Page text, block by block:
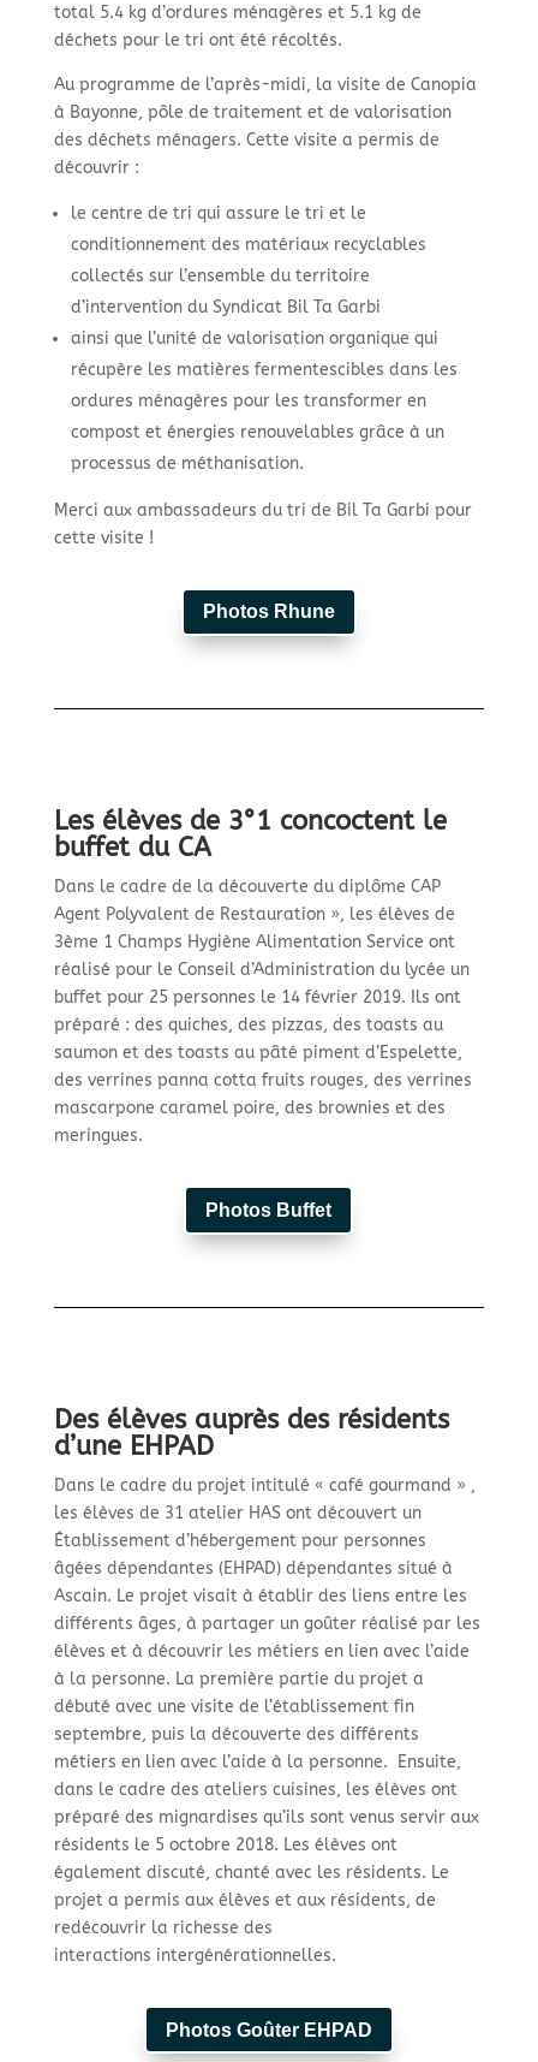
total 5.4 kg d’ordures ménagères et 5.1 kg de
déchets pour le tri ont été récoltés.
Au programme de l’après-midi, la visite de Canopia
à Bayonne, pôle de traitement et de valorisation
des déchets ménagers. Cette visite a permis de
découvrir :
le centre de tri qui assure le tri et le
conditionnement des matériaux recyclables
collectés sur l’ensemble du territoire
d’intervention du Syndicat Bil Ta Garbi
ainsi que l’unité de valorisation organique qui
récupère les matières fermentescibles dans les
ordures ménagères pour les transformer en
compost et énergies renouvelables grâce à un
processus de méthanisation.
Merci aux ambassadeurs du tri de Bil Ta Garbi pour
cette visite !
Photos Rhune
Les élèves de 3°1 concoctent le
buffet du CA
Dans le cadre de la découverte du diplôme CAP
Agent Polyvalent de Restauration », les élèves de
3ème 1 Champs Hygiène Alimentation Service ont
réalisé pour le Conseil d’Administration du lycée un
buffet pour 25 personnes le 14 février 2019. Ils ont
préparé : des quiches, des pizzas, des toasts au
saumon et des toasts au pâté piment d’Espelette,
des verrines panna cotta fruits rouges, des verrines
mascarpone caramel poire, des brownies et des
meringues.
Photos Buffet
Des élèves auprès des résidents
d’une EHPAD
Dans le cadre du projet intitulé « café gourmand » ,
les élèves de 31 atelier HAS ont découvert un
Établissement d’hébergement pour personnes
âgées dépendantes (EHPAD) dépendantes situé à
Ascain. Le projet visait à établir des liens entre les
différents âges, à partager un goûter réalisé par les
élèves et à découvrir les métiers en lien avec l’aide
à la personne. La première partie du projet a
débuté avec une visite de l’établissement fin
septembre, puis la découverte des différents
métiers en lien avec l’aide à la personne. Ensuite,
dans le cadre des ateliers cuisines, les élèves ont
préparé des mignardises qu’ils sont venus servir aux
résidents le 5 octobre 2018. Les élèves ont
également discuté, chanté avec les résidents. Le
projet a permis aux élèves et aux résidents, de
redécouvrir la richesse des
interactions intergénérationnelles.
Photos Goûter EHPAD